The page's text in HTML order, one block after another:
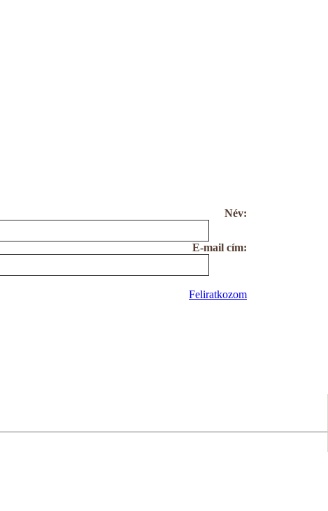
Név:
E-mail cím:
Feliratkozom